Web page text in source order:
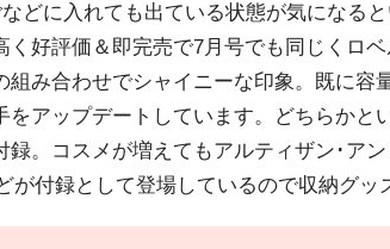
どに入れても出ている状態が気になる
好評価＆即完売で7月号でも同じくロ
み合わせでシャイニーな印象。既に
アップデートしています。どちらかと
。コスメが増えてもアルティザン･ア
付録として登場しているので収納グ